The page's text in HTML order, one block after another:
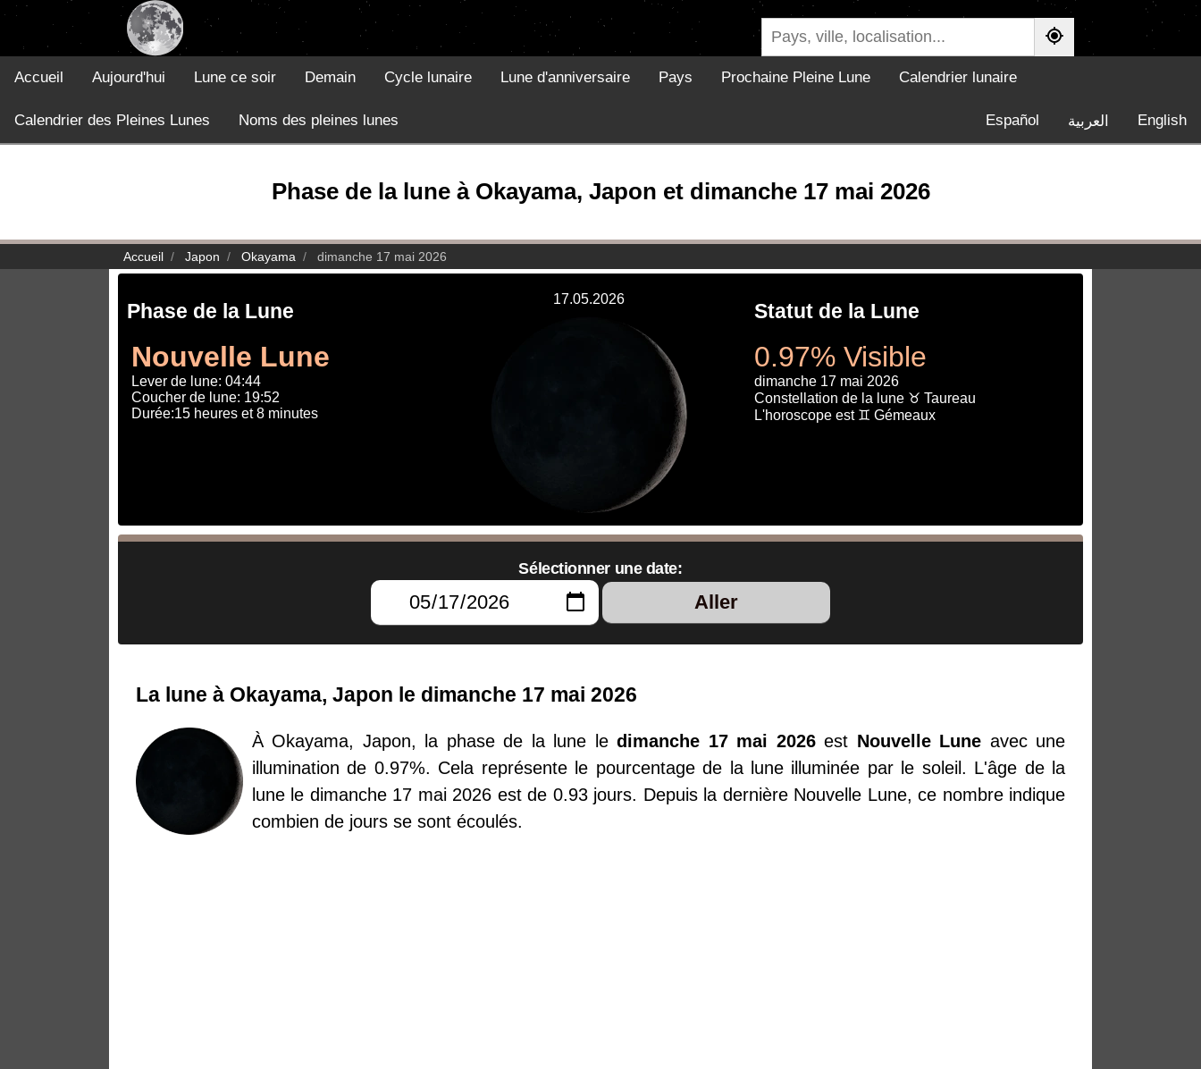
Accueil Aujourd'hui Lune ce soir Demain Cycle lunaire Lune d'anniversaire Pays Prochaine Pleine Lune Calendrier lunaire
Calendrier des Pleines Lunes Noms des pleines lunes English العربية Español
Phase de la lune à Okayama, Japon et dimanche 17 mai 2026
Accueil Japon Okayama dimanche 17 mai 2026
Phase de la Lune
Nouvelle Lune
Lever de lune: 04:44
Coucher de lune: 19:52
Durée:15 heures et 8 minutes
17.05.2026
Statut de la Lune
0.97% Visible
dimanche 17 mai 2026
Constellation de la lune ♉ Taureau
L'horoscope est ♊ Gémeaux
Sélectionner une date:
Aller
La lune à Okayama, Japon le dimanche 17 mai 2026
À Okayama, Japon, la phase de la lune ledimanche 17 mai 2026est Nouvelle Lune avec une
illumination de 0.97%. Cela représente le pourcentage de la lune illuminée par le soleil. L'âge de la
lune le dimanche 17 mai 2026 est de 0.93 jours. Depuis la dernière Nouvelle Lune, ce nombre indique
combien de jours se sont écoulés.